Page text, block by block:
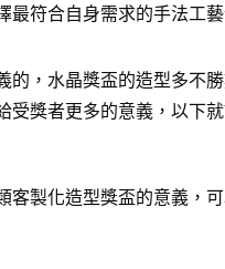
符合自身需求的手法工
的，水晶獎盃的造型多不
受獎者更多的意義，以下
客製化造型獎盃的意義，